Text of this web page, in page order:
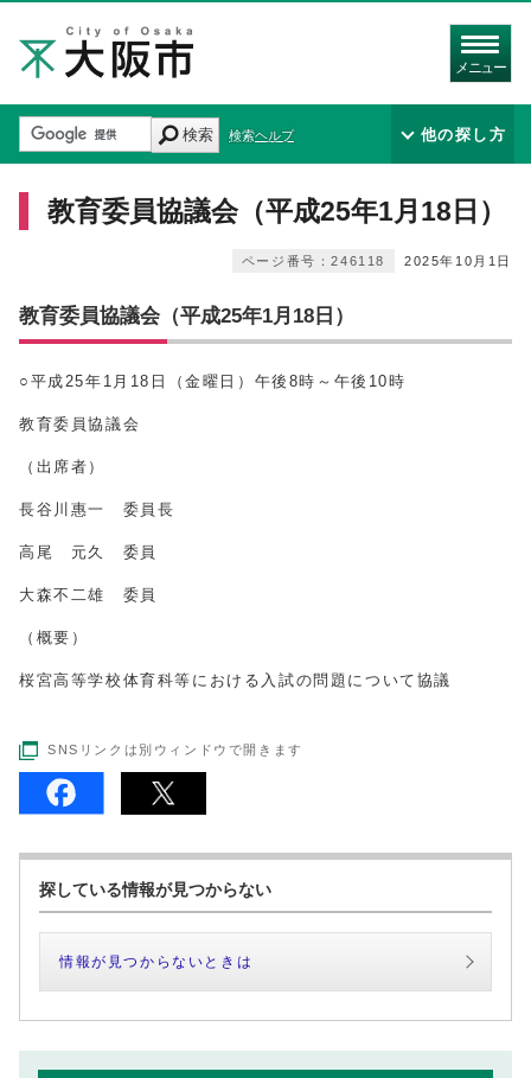
メニュー
検索 検索ヘルプ 他の探し方
教育委員協議会（平成25年1月18日）
2025年10月1日
ページ番号：246118
教育委員協議会（平成25年1月18日）
○平成25年1月 18 日（金曜日）午後8時～午後10時
教育委員協議会
（出席者）
長谷川惠一 委員長
高尾 元久 委員
大森不二雄 委員
（概要）
桜宮高等学校体育科等における入試の問題について協議
SNSリンクは別ウィンドウで開きます
探している情報が見つからない
情報が見つからないときは